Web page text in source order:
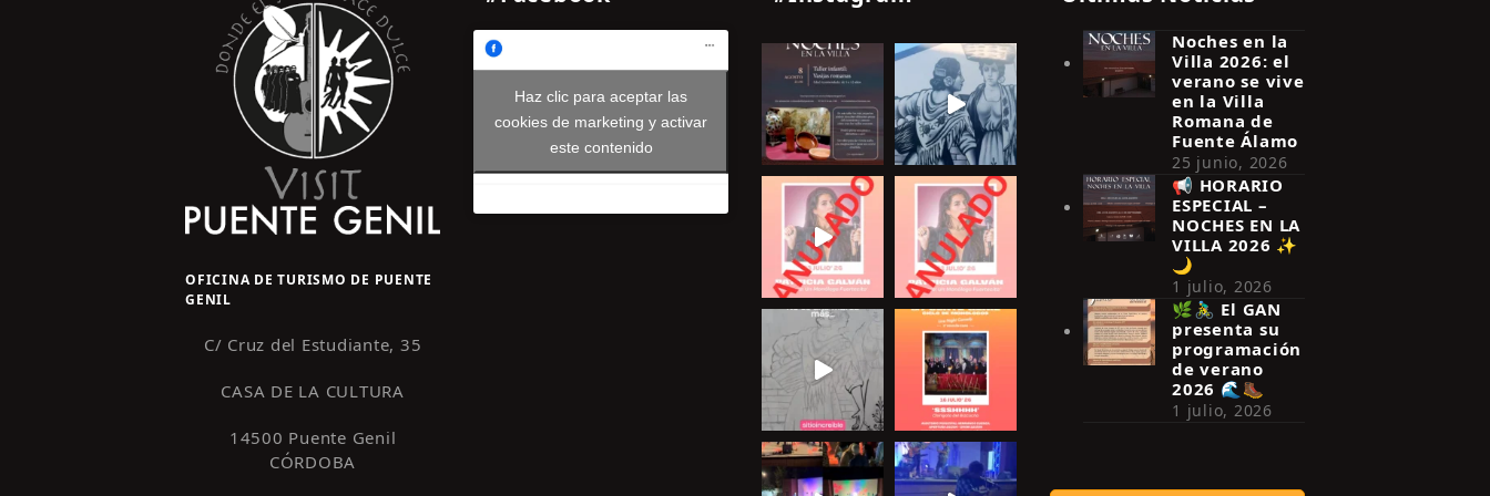
OFICINA DE TURISMO DE PUENTE
GENIL
C/ Cruz del Estudiante, 35
CASA DE LA CULTURA
14500 Puente Genil
CÓRDOBA
Haz clic para aceptar las
cookies de marketing y activar
este contenido
Noches en la
Villa 2026: el
verano se vive
en la Villa
Romana de
Fuente Álamo
25 junio, 2026
📢 HORARIO
ESPECIAL –
NOCHES EN LA
VILLA 2026 ✨
🌙
1 julio, 2026
🌿🚴‍♂️ El GAN
presenta su
programación
de verano
2026 🌊🥾
1 julio, 2026